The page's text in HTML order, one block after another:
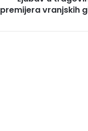
premijera vranjskih